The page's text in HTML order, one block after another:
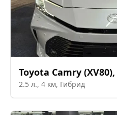
Toyota Camry (XV80),
2.5 л., 4 км, Гибрид